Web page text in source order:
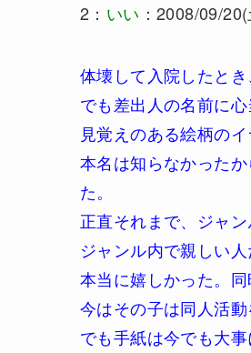
2： いい ：2008/09/
体壊して入院したと
でも差出人の名前に
見覚えのある絵柄の
本名は知らなかった
た。
正直それまで、ジャ
ジャンル内で親しい
本当に嬉しかった。
今はその子は同人活
でも手紙は今でも大事